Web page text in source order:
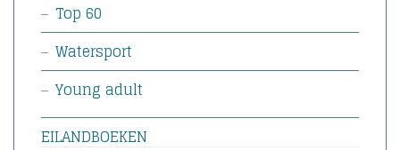
Top 60
Watersport
Young adult
EILANDBOEKEN